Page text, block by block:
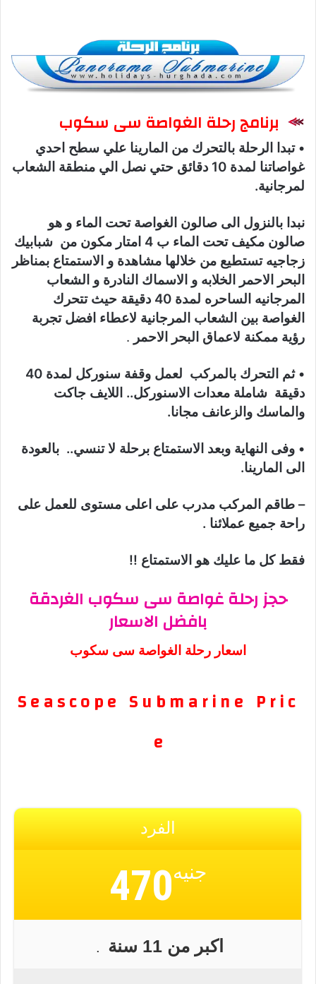
برنامج رحلة الغواصة سى سكوب
• تبدا الرحلة بالتحرك من المارينا علي سطح احدي
غواصاتنا لمدة 10 دقائق حتي نصل الي منطقة الشعاب
لمرجانية.
نبدا بالنزول الى صالون الغواصة تحت الماء و هو
صالون مكيف تحت الماء ب 4 امتار مكون من شبابيك
زجاجيه تستطيع من خلالها مشاهدة و الاستمتاع بمناظر
البحر الاحمر الخلابه و الاسماك النادرة و الشعاب
المرجانيه الساحره لمدة 40 دقيقة حيث تتحرك
الغواصة بين الشعاب المرجانية لاعطاء افضل تجربة
رؤية ممكنة لاعماق البحر الاحمر .
• ثم التحرك بالمركب لعمل وقفة سنوركل لمدة 40
دقيقة شاملة معدات الاسنوركل.. اللايف جاكت
والماسك والزعانف مجانا.
• وفى النهاية وبعد الاستمتاع برحلة لا تنسي.. بالعودة
الى المارينا.
– طاقم المركب مدرب على اعلى مستوى للعمل على
راحة جميع عملائنا .
فقط كل ما عليك هو الاستمتاع !!
حجز رحلة غواصة سى سكوب الغردقة
بافضل الاسعار
اسعار رحلة الغواصة سى سكوب
S e a s c o p e S u b m a r i n e
P r i c
e
الفرد
جنيه470
اكبر من 11 سنة .